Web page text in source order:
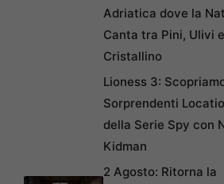
Adriatica dove la
Canta tra Pini, Ulivi
Cristallino
Lioness 3:
Sorprendenti
della Serie Spy con
Kidman
2 Agosto: Ritorna la